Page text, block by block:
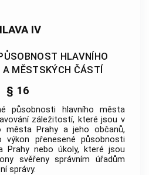
IV
HLAVNÍHO
A MĚSTSKÝCH ČÁSTÍ
§ 16
působnosti
hlavního města
záležitostí, které jsou v
města Prahy a jeho občanů,
výkon přenesené působnosti
Prahynebo úkoly, které jsou
svěřeny správním úřadům
správy.